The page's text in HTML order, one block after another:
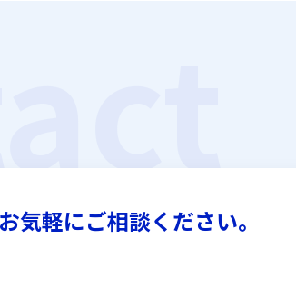
気軽にご相談ください。